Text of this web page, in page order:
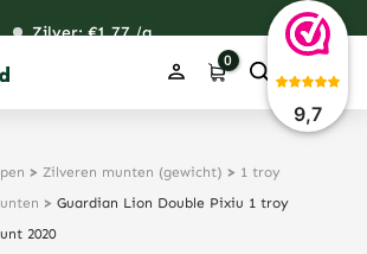
9,7
121,05
Zilver: €1,77/g
48,85
38,36
> Zilveren munten (gewicht) > 1 troy
> Guardian Lion Double Pixiu 1 troy
2020